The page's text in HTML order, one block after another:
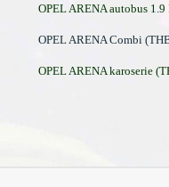
OPEL ARENA autobus
OPEL ARENA Combi
OPEL ARENA karoserie